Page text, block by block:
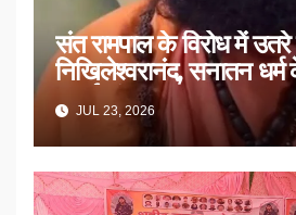
संत रामपाल के विरोध में
निखिलेश्वरानंद, सनातन धर्म
उठाई मांग
JUL 23, 2026